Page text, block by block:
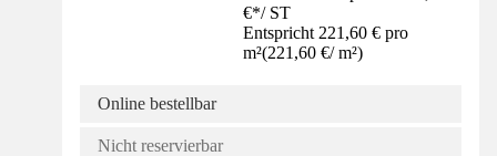
€*/ ST
Entspricht 221,60 € pro
m²(221,60 €/ m²)
Online bestellbar
Nicht reservierbar